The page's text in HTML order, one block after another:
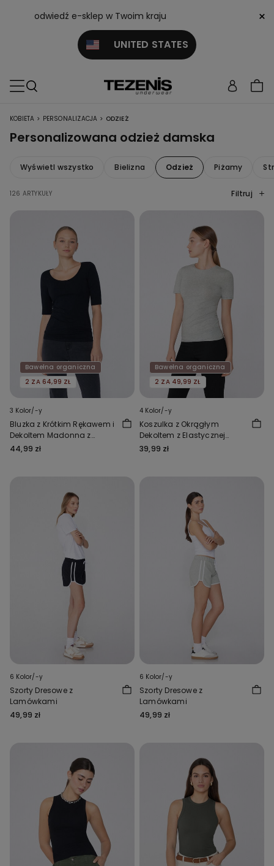
odwiedź e-sklep w Twoim kraju
UNITED STATES
×
KOBIETA > PERSONALIZACJA > ODZIEŻ
Personalizowana odzież damska
Wyświetl wszystko Bielizna Odzież Piżamy
126 ARTYKUŁY Filtruj
Bawełna organiczna
2 ZA 64,99 ZŁ
3 Kolor/-y
Bluzka z Krótkim Rękawem i
Dekoltem Madonna z
Bawełny Organicznej
44,99 zł
Bawełna organiczna
2 ZA 49,99 ZŁ
4 Kolor/-y
Koszulka z Okrągłym
Dekoltem z Elastycznej
Bawełny Organicznej
39,99 zł
6 Kolor/-y
Szorty Dresowe z
Lamówkami
49,99 zł
6 Kolor/-y
Szorty Dresowe z
Lamówkami
49,99 zł